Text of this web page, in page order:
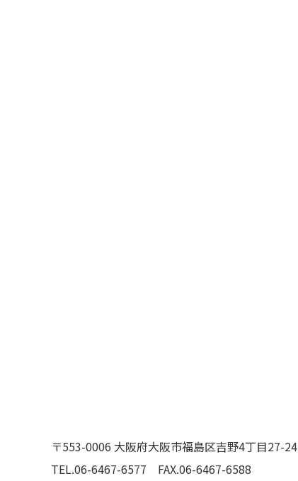
〒553-0006 大阪府大阪市福島区吉野4丁目27-24
TEL.06-6467-6577 FAX.06-6467-6588